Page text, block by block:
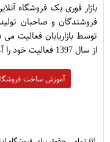
بازار فوری یک فروشگاه
فروشندگان و صاحبان
توسط بازاریابان فعالیت
از سال 1397 فعالیت خود را آغاز نموده است.
آموزش ساخت